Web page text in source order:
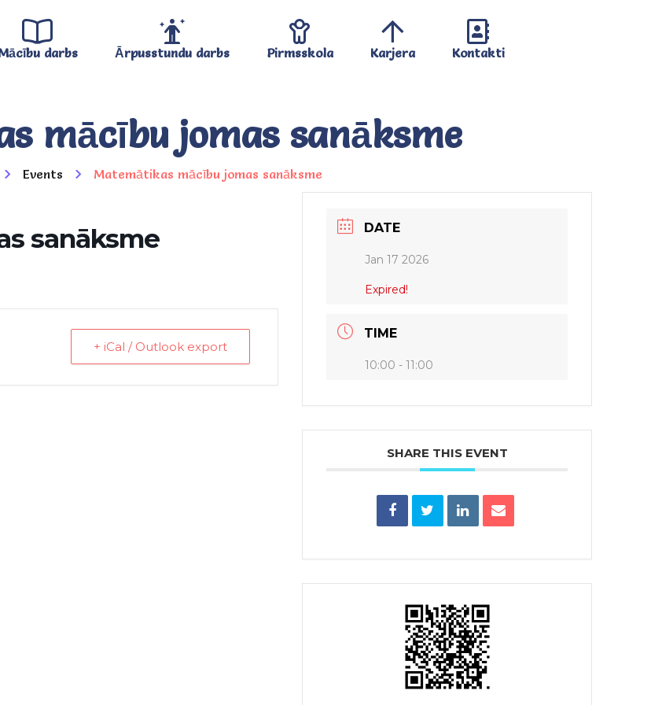
darbs Ārpusstundu darbs Pirmsskola Karjera Kontakti
mācību jomas sanāksme
Events Matemātikas mācību jomas sanāksme
sanāksme
+ iCal / Outlook export
DATE
Jan 17 2026
Expired!
TIME
10:00 - 11:00
SHARE THIS EVENT